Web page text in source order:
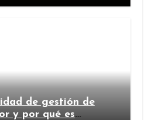
de gestión de
y por qué es